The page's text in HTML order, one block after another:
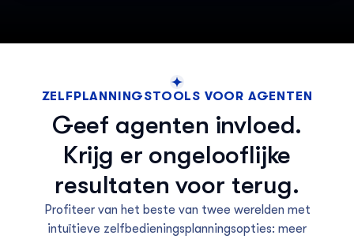
ZELFPLANNINGSTOOLS VOOR AGENTEN
Geef agenten invloed.
Krijg er ongelooflijke
resultaten voor terug.
Profiteer van het beste van twee werelden met
intuïtieve zelfbedieningsplanningsopties: meer